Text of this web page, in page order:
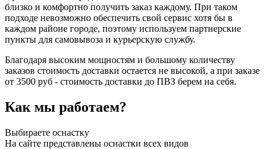
близко и комфортно получить заказ каждому. При таком
подходе невозможно обеспечить свой сервис хотя бы в
каждом районе городе, поэтому используем партнерские
пункты для самовывоза и курьерскую службу.
Благодаря высоким мощностям и большому количеству
заказов стоимость доставки остается не высокой, а при заказе
от 3500 руб - стоимость доставки до ПВЗ берем на себя.
Как мы работаем?
Выбираете оснастку
На сайте представлены оснастки всех видов